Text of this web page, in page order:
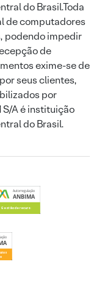
do Brasil.Toda
de computadores
podendo impedir
de
exime-se de
seus clientes,
por
S/A é instituição
do Brasil.